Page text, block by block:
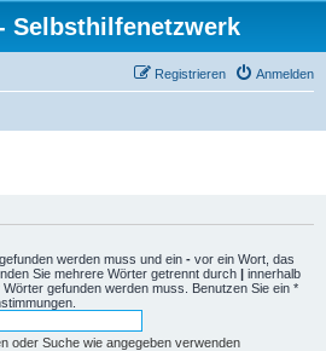
Selbsthilfenetzwerk
Anmelden
Registrieren
werden muss und ein - vor ein Wort, das
Sie mehrere Wörter getrennt durch | innerhalb
gefunden werden muss. Benutzen Sie ein *
oder Suche wie angegeben verwenden